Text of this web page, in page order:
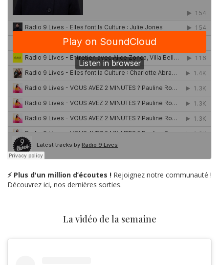
⚡ Plus d'un million d’écoutes ! Rejoignez notre communauté !
Découvrez ici, nos dernières sorties.
La vidéo de la semaine